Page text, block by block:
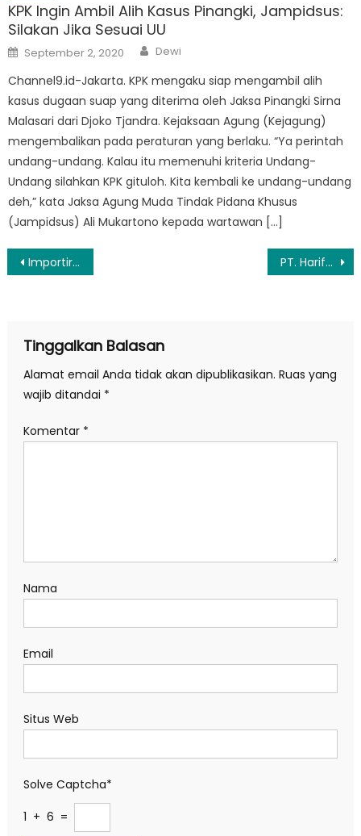
KPK Ingin Ambil Alih Kasus Pinangki, Jampidsus:
Silakan Jika Sesuai UU
Posted
on
September 2, 2020 Author
Dewi
Channel9.id-Jakarta. KPK mengaku siap mengambil alih
kasus dugaan suap yang diterima oleh Jaksa Pinangki Sirna
Malasari dari Djoko Tjandra. Kejaksaan Agung (Kejagung)
mengembalikan pada peraturan yang berlaku. “Ya perintah
undang-undang. Kalau itu memenuhi kriteria Undang-
Undang silahkan KPK gituloh. Kita kembali ke undang-undang
deh,” kata Jaksa Agung Muda Tindak Pidana Khusus
(Jampidsus) Ali Mukartono kepada wartawan […]
Navigasi
Importir Ajak Pemerintah Jadikan GINSI Mitra Strategis PT. Hariff Daya Tunggal Siap Dukung Implementasi Jaringan Mandiri Anti Sadap
Tinggalkan Balasan
Alamat email Anda tidak akan dipublikasikan. Ruas yang
wajib ditandai *
Komentar *
Nama
Email
Situs Web
Solve Captcha*
1 + 6 =